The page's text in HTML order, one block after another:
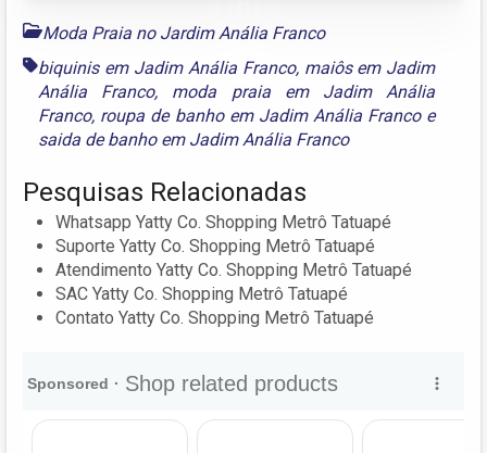
Moda Praia no Jardim Anália Franco
biquinis em Jadim Anália Franco, maiôs em Jadim
Anália Franco, moda praia em Jadim Anália
Franco, roupa de banho em Jadim Anália Francoe
saida de banho em Jadim Anália Franco
Pesquisas Relacionadas
Whatsapp Yatty Co. Shopping Metrô Tatuapé
Suporte Yatty Co. Shopping Metrô Tatuapé
Atendimento Yatty Co. Shopping Metrô Tatuapé
SAC Yatty Co. Shopping Metrô Tatuapé
Contato Yatty Co. Shopping Metrô Tatuapé